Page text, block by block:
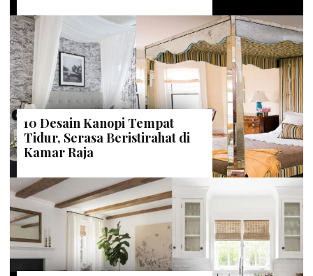
10 Desain Kanopi Tempat
Tidur, Serasa Beristirahat di
Kamar Raja